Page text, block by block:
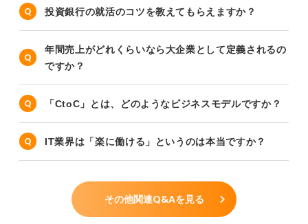
投資銀行の就活のコツを教えてもらえますか？
年間売上がどれくらいなら大企業として定義されるの
ですか？
「CtoC」とは、どのようなビジネスモデルですか？
IT業界は「楽に働ける」というのは本当ですか？
その他関連Q&Aを見る